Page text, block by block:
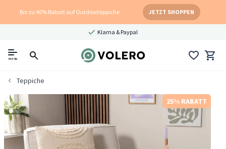
Bis zu 40% Rabatt auf Outdoorteppiche JETZT SHOPPEN
Klarna & Paypal
menu
Teppiche
25% RABATT